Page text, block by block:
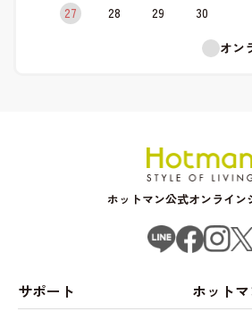
27
28 29
30
オン
ホットマン公式オンライン
サポート ホット